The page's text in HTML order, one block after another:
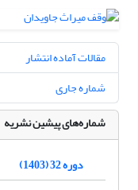
مقالات آماده انتشار
شماره جاری
شماره‌های پیشین نشریه
دوره 32 (1403)